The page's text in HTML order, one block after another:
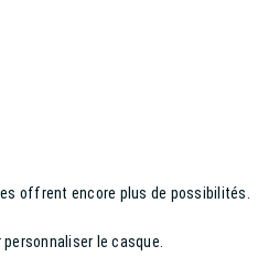
offrent encore plus de possibilités.
le casque.